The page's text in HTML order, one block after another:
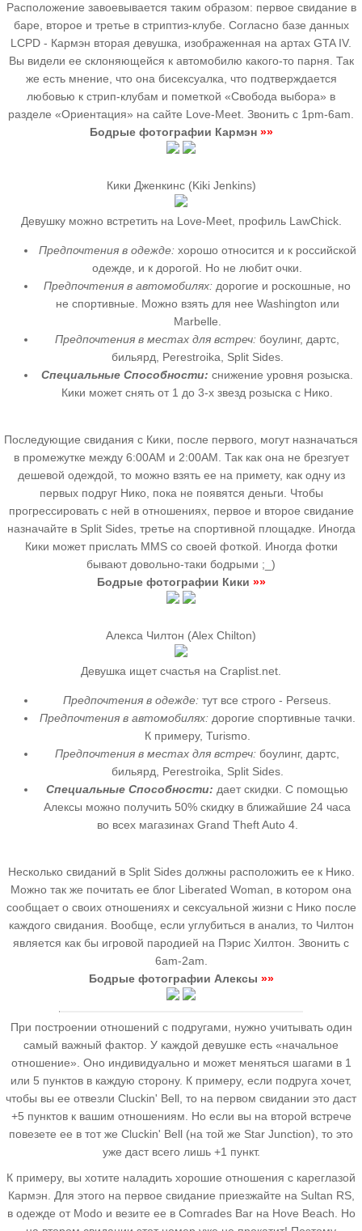
Расположение завоевывается таким образом: первое свидание в
баре, второе и третье в стриптиз-клубе. Согласно базе данных
LCPD - Кармэн вторая девушка, изображенная на артах GTA IV.
Вы видели ее склоняющейся к автомобилю какого-то парня. Так
же есть мнение, что она бисексуалка, что подтверждается
любовью к стрип-клубам и пометкой «Свобода выбора» в
разделе «Ориентация» на сайте Love-Meet. Звонить с 1pm-6am.
Бодрые фотографии Кармэн »»
Кики Дженкинс (Kiki Jenkins)
Девушку можно встретить на Love-Meet, профиль LawChick.
Предпочтения в одежде:хорошо относится и к российской
одежде, и к дорогой. Но не любит очки.
Предпочтения в автомобилях: дорогие и роскошные, но
не спортивные. Можно взять для нее Washington или
Marbelle.
Предпочтения в местах для встреч: боулинг, дартс,
бильярд, Perestroika, Split Sides.
Специальные Способности: снижение уровня розыска.
Кики может снять от 1 до 3-х звезд розыска с Нико.
Последующие свидания с Кики, после первого, могут назначаться
в промежутке между 6:00AM и 2:00AM. Так как она не брезгует
дешевой одеждой, то можно взять ее на примету, как одну из
первых подруг Нико, пока не появятся деньги. Чтобы
прогрессировать с ней в отношениях, первое и второе свидание
назначайте в Split Sides, третье на спортивной площадке. Иногда
Кики может прислать MMS со своей фоткой. Иногда фотки
бывают довольно-таки бодрыми ;_)
Бодрые фотографии Кики »»
Алекса Чилтон (Alex Chilton)
Девушка ищет счастья на Craplist.net.
Предпочтения в одежде: тут все строго - Perseus.
Предпочтения в автомобилях:дорогие спортивные тачки.
К примеру, Turismo.
Предпочтения в местах для встреч: боулинг, дартс,
бильярд, Perestroika, Split Sides.
Специальные Способности: дает скидки. С помощью
Алексы можно получить 50% скидку в ближайшие 24 часа
во всех магазинах Grand Theft Auto 4.
Несколько свиданий в Split Sides должны расположить ее к Нико.
Можно так же почитать ее блог Liberated Woman, в котором она
сообщает о своих отношениях и сексуальной жизни с Нико после
каждого свидания. Вообще, если углубиться в анализ, то Чилтон
является как бы игровой пародией на Пэрис Хилтон. Звонить с
6am-2am.
Бодрые фотографии Алексы »»
При построении отношений с подругами, нужно учитывать один
самый важный фактор. У каждой девушке есть «начальное
отношение». Оно индивидуально и может меняться шагами в 1
или 5 пунктов в каждую сторону. К примеру, если подруга хочет,
чтобы вы ее отвезли Cluckin' Bell, то на первом свидании это даст
+5 пунктов к вашим отношениям. Но если вы на второй встрече
повезете ее в тот же Cluckin' Bell (на той же Star Junction), то это
уже даст всего лишь +1 пункт.
К примеру, вы хотите наладить хорошие отношения с кареглазой
Кармэн. Для этого на первое свидание приезжайте на Sultan RS,
в одежде от Modo и везите ее в Comrades Bar на Hove Beach. Но